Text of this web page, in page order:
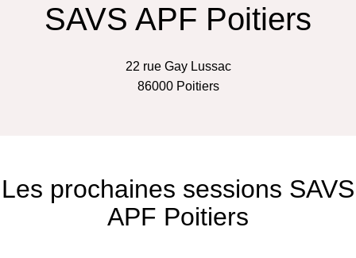
SAVS APF Poitiers
22 rue Gay Lussac
86000 Poitiers
Les prochaines sessions SAVS
APF Poitiers